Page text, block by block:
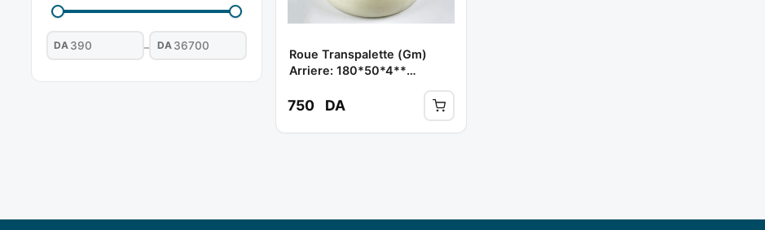
DA – DA
Roue Transpalette (gm)
Arriere: 180*50*4**
750 DA